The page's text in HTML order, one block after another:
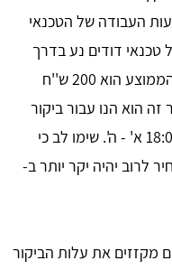
העבודה של הטכנאי
טכנאי דודים נע בדרך
כלל בין 150 - 250 ש"ח, כאשר המחיר הממוצע הוא 200 ש''ח
הוא הנו עבור ביקור
בשעות העבודה הסטנדרטיות 8:00 - 18:00 א' - ה'. שימו לב כי
לרוב יהיה יקר יותר ב-
מקזזים את עלות הביקור